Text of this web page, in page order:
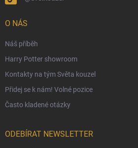
Podmínky ochrany osobních údajů
Ochranné známky a autorská práva
O NÁS
Náš příběh
Harry Potter showroom
Kontakty na tým Světa kouzel
Přidej se k nám! Volné pozice
Často kladené otázky
ODEBÍRAT NEWSLETTER